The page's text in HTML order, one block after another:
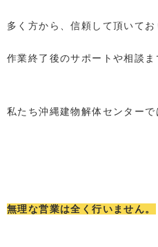
多く方から、信頼して頂いてお
作業終了後のサポートや相談ま
私たち沖縄建物解体センターで
無理な営業は全く行いません。